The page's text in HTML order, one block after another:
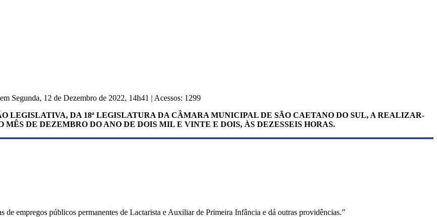
Segunda, 12 de Dezembro de 2022, 14h41 | Acessos: 1299
LEGISLATIVA, DA 18ª LE­GISLATURA DA CÂMARA MUNICIPAL DE SÃO CAETANO DO SUL, A REALI­ZAR-
MÊS DE DEZEMBRO DO ANO DE DOIS MIL E VINTE E DOIS, ÀS DEZESSEIS HORAS.
de empregos públicos permanentes de Lactarista e Auxiliar de Primeira Infância e dá outras providências.”